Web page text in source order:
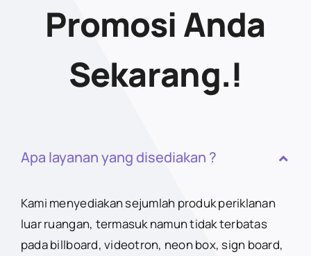
Promosi Anda
Sekarang.!
Apa layanan yang disediakan ?
Kami menyediakan sejumlah produk periklanan
luar ruangan, termasuk namun tidak terbatas
pada billboard, videotron, neon box, sign board,